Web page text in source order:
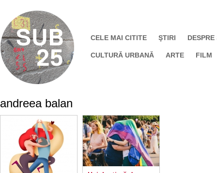
CELE MAI CITITE ŞTIRI DESPRE
CULTURĂ URBANĂ ARTE FILM
andreea balan